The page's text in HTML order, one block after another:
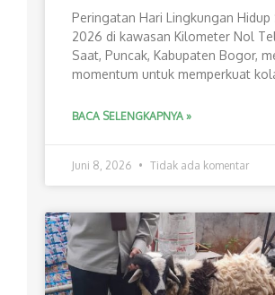
Peringatan Hari Lingkungan Hidup
2026 di kawasan Kilometer Nol
Saat, Puncak, Kabupaten Bogor,
momentum untuk memperkuat
BACA SELENGKAPNYA »
Juni 8, 2026 Tidak ada komentar